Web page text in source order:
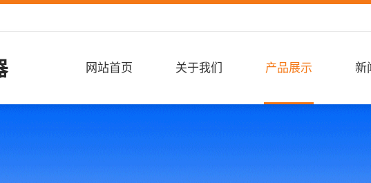
网站首页 关于我们 产品展示 新